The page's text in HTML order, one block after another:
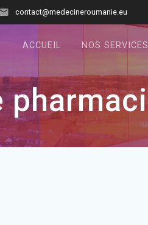
contact@medecineroumanie.eu
ACCUEIL NOS SERVICES